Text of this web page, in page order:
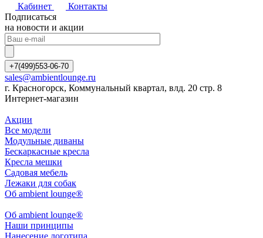
Кабинет
Контакты
Подписаться
на новости и акции
+7(499)553-06-70
sales@ambientlounge.ru
г. Красногорск, Коммунальный квартал, влд. 20 стр. 8
Интернет-магазин
Акции
Все модели
Модульные диваны
Бескаркасные кресла
Кресла мешки
Садовая мебель
Лежаки для собак
Об ambient lounge®
Oб ambient lounge®
Наши принципы
Нанесение логотипа